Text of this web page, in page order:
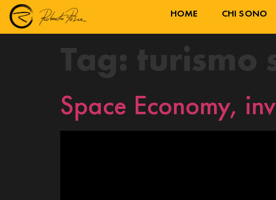
HOME CHI SONO
Tag:
Space Economy,